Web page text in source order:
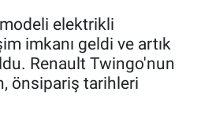
elektrikli
imkanı geldi ve artık
Renault Twingo'nun
önsipariş tarihleri